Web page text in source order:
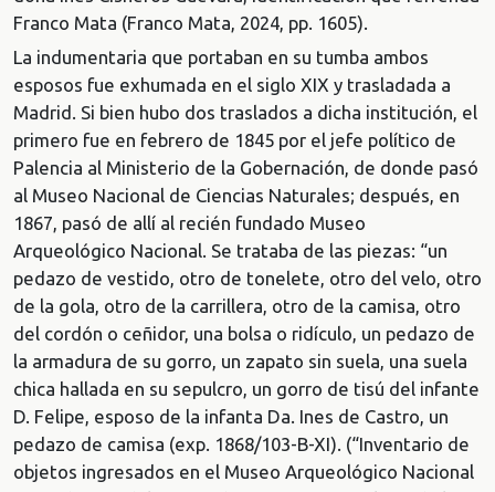
Franco Mata (Franco Mata, 2024, pp. 1605).
La indumentaria que portaban en su tumba ambos
esposos fue exhumada en el siglo XIX y trasladada a
Madrid. Si bien hubo dos traslados a dicha institución, el
primero fue en febrero de 1845 por el jefe político de
Palencia al Ministerio de la Gobernación, de donde pasó
al Museo Nacional de Ciencias Naturales; después, en
1867, pasó de allí al recién fundado Museo
Arqueológico Nacional. Se trataba de las piezas: “un
pedazo de vestido, otro de tonelete, otro del velo, otro
de la gola, otro de la carrillera, otro de la camisa, otro
del cordón o ceñidor, una bolsa o ridículo, un pedazo de
la armadura de su gorro, un zapato sin suela, una suela
chica hallada en su sepulcro, un gorro de tisú del infante
D. Felipe, esposo de la infanta Da. Ines de Castro, un
pedazo de camisa (exp. 1868/103-B-XI). (“Inventario de
objetos ingresados en el Museo Arqueológico Nacional